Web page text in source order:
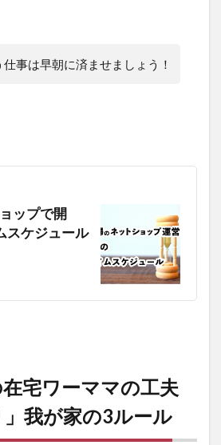
事は早朝に済ませましょう！
ップで開
スケジュール
宅ワーママの工夫
我が家の3ルール